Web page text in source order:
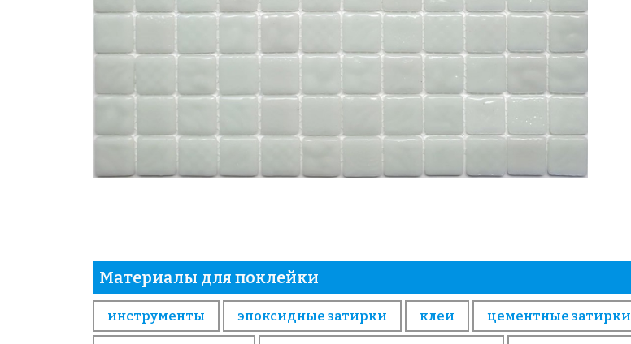
Материалы для поклейки
инструменты эпоксидные затирки клеи цементные затирки